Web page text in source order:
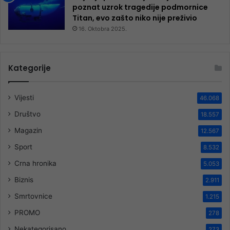
poznat uzrok tragedije podmornice
Titan, evo zašto niko nije preživio
16. Oktobra 2025.
Kategorije
Vijesti 46.068
Društvo 18.557
Magazin 12.567
Sport 8.532
Crna hronika 5.053
Biznis 2.911
Smrtovnice 1.215
PROMO 278